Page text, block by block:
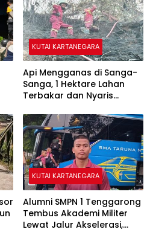
KUTAI KARTANEGARA
Api Mengganas di Sanga-
Sanga, 1 Hektare Lahan
Terbakar dan Nyaris
KUTAI KARTANEGARA
Alumni SMPN 1 Tenggarong
Tembus Akademi Militer
Lewat Jalur Akselerasi,